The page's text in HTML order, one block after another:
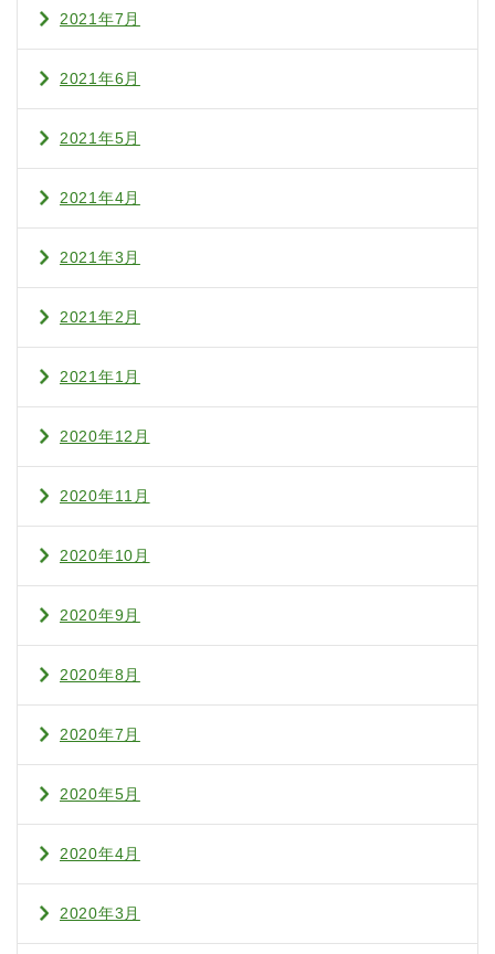
2021年7月
2021年6月
2021年5月
2021年4月
2021年3月
2021年2月
2021年1月
2020年12月
2020年11月
2020年10月
2020年9月
2020年8月
2020年7月
2020年5月
2020年4月
2020年3月